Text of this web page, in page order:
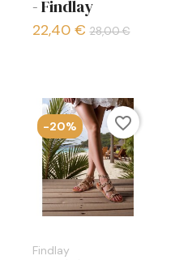
- Findlay
22,40 €28,00 €
Findlay
-20% favorite_border